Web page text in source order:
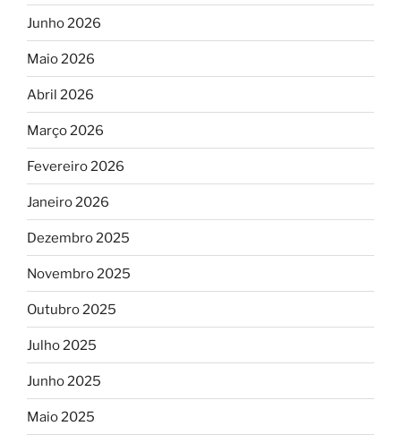
Junho 2026
Maio 2026
Abril 2026
Março 2026
Fevereiro 2026
Janeiro 2026
Dezembro 2025
Novembro 2025
Outubro 2025
Julho 2025
Junho 2025
Maio 2025